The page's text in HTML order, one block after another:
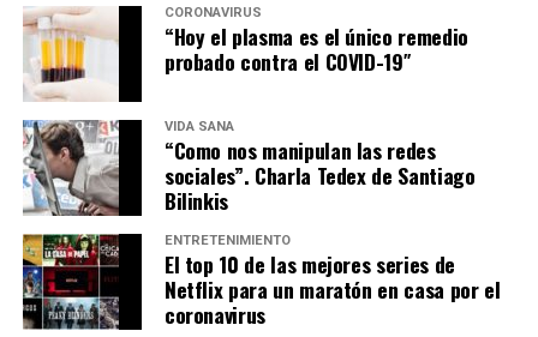
CORONAVIRUS
“Hoy el plasma es el único remedio
probado contra el COVID-19″
VIDA SANA
“Como nos manipulan las redes
sociales”. Charla Tedex de Santiago
Bilinkis
ENTRETENIMIENTO
El top 10 de las mejores series de
Netflix para un maratón en casa por el
coronavirus